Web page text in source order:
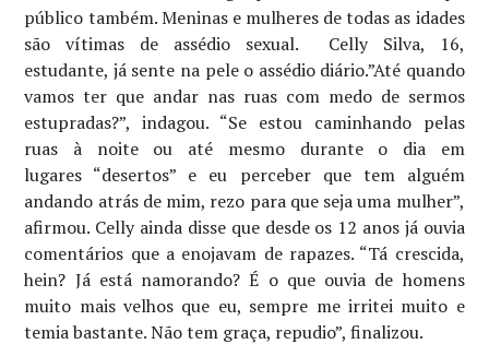
público também. Meninas e mulheres de todas as idades
são vítimas de assédio sexual. Celly Silva, 16,
estudante, já sente na pele o assédio diário.”Até quando
vamos ter que andar nas ruas com medo de sermos
estupradas?”, indagou. “Se estou caminhando pelas
ruas à noite ou até mesmo durante o dia em
lugares “desertos” e eu perceber que tem alguém
andando atrás de mim, rezo para que seja uma mulher”,
afirmou. Celly ainda disse que desde os 12 anos já ouvia
comentários que a enojavam de rapazes. “Tá crescida,
hein? Já está namorando? É o que ouvia de homens
muito mais velhos que eu, sempre me irritei muito e
temia bastante. Não tem graça, repudio”, finalizou.